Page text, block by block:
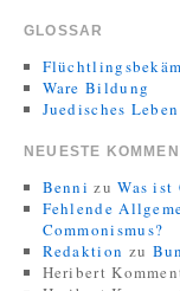
GLOSSAR
Ware Bildung
Juedisches Leben
NEUESTE
Benni zuWas ist
Fehlende
Commonismus?
Redaktion zu
Heribert